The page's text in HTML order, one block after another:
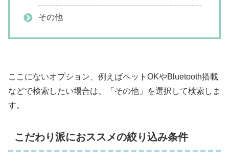
その他
ここにないオプション、例えばペットOKやBluetooth搭載
などで検索したい場合は、「その他」を選択して検索しま
す。
こだわり派におススメの絞り込み条件